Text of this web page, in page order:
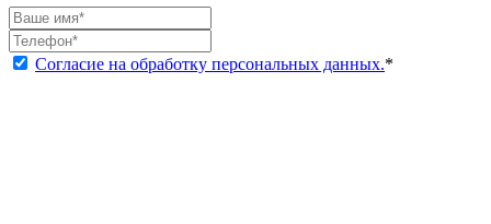
Согласие на обработку персональных данных.*